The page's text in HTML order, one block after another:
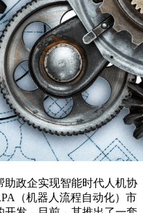
政企实现智能时代人机协
（机器人流程自动化）市